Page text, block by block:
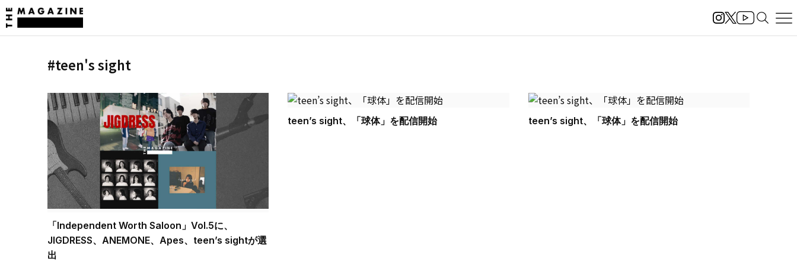
#teen's sight
「Independent Worth Saloon」Vol.5に、
JIGDRESS、ANEMONE、Apes、teen’s sightが選
出
teen’s sight、「球体」を配信開始 teen’s sight、「球体」を配信開始